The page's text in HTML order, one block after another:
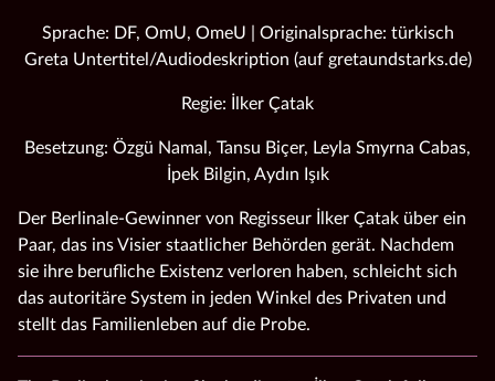
Sprache: DF, OmU, OmeU | Originalsprache: türkisch
Greta Untertitel/Audiodeskription (auf gretaundstarks.de)
Regie: İlker Çatak
Besetzung: Özgü Namal, Tansu Biçer, Leyla Smyrna Cabas,
İpek Bilgin, Aydın Işık
Der Berlinale-Gewinner von Regisseur İlker Çatak über ein
Paar, das ins Visier staatlicher Behörden gerät. Nachdem
sie ihre berufliche Existenz verloren haben, schleicht sich
das autoritäre System in jeden Winkel des Privaten und
stellt das Familienleben auf die Probe.